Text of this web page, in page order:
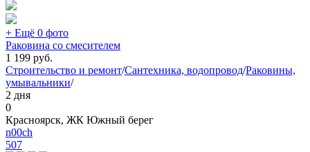
+ Ещё 0 фото
Раковина со смесителем
1 199 руб.
Строительство и ремонт/Сантехника, водопровод/Раковины,
умывальники/
2 дня
0
Красноярск, ЖК Южный берег
n00ch
507